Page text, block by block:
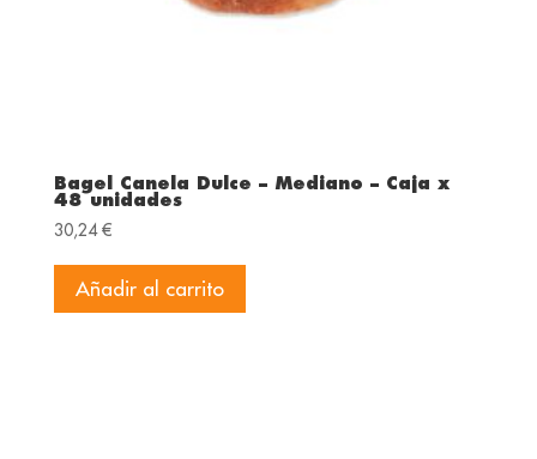
Bagel Canela Dulce – Mediano – Caja x
48 unidades
30,24€
Añadir al carrito